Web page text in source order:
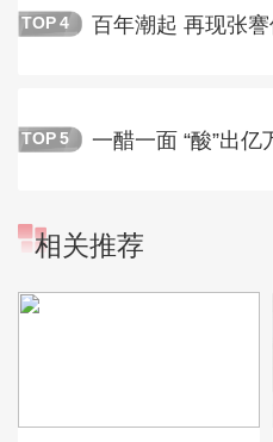
TOP 4 百年潮起 再现张
TOP 5 一醋一面 “酸”出亿
相关推荐